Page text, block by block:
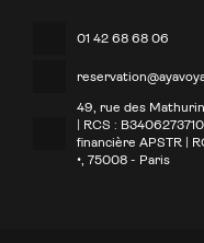
01 42 68 68 06
49, rue des
| RCS :
financière APSTR |
• , 75008 - Paris